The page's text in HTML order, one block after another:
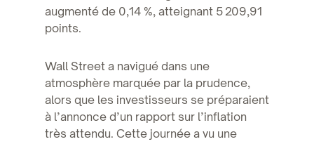
augmenté de 0,14 %, atteignant 5 209,91
points.
Wall Street a navigué dans une
atmosphère marquée par la prudence,
alors que les investisseurs se préparaient
à l’annonce d’un rapport sur l’inflation
très attendu. Cette journée a vu une